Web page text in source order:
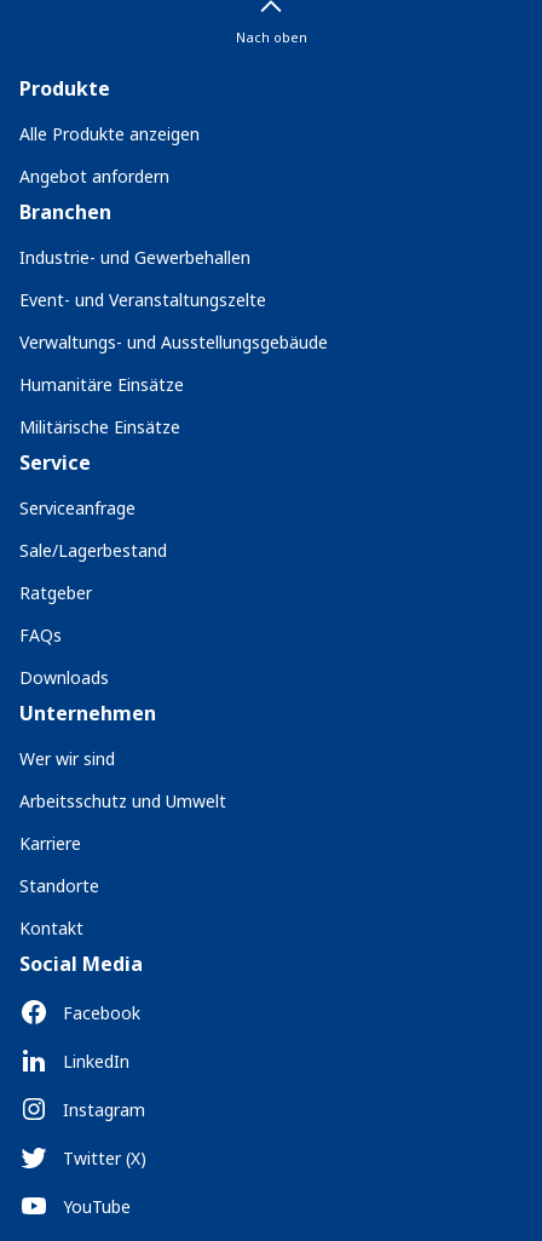
Nach oben
Produkte
Alle Produkte anzeigen
Angebot anfordern
Branchen
Industrie- und Gewerbehallen
Event- und Veranstaltungszelte
Verwaltungs- und Ausstellungsgebäude
Humanitäre Einsätze
Militärische Einsätze
Service
Serviceanfrage
Sale/Lagerbestand
Ratgeber
FAQs
Downloads
Unternehmen
Wer wir sind
Arbeitsschutz und Umwelt
Karriere
Standorte
Kontakt
Social Media
Facebook
LinkedIn
Instagram
Twitter (X)
YouTube